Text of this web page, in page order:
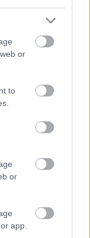
or
to
or
app.
Angolkert
építése
hírű református